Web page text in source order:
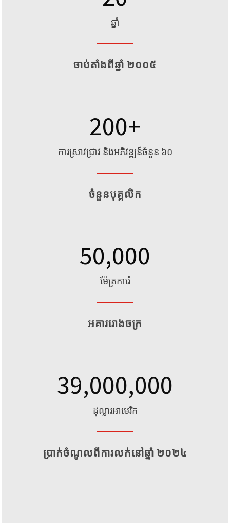
ឆ្នាំ
ចាប់តាំងពីឆ្នាំ ២០០៥
200+
ការស្រាវជ្រាវ និងអភិវឌ្ឍន៍ចំនួន ៦០
ចំនួនបុគ្គលិក
50,000
ម៉ែត្រការ៉េ
អគាររោងចក្រ
39,000,000
ដុល្លារអាមេរិក
ប្រាក់ចំណូលពីការលក់នៅឆ្នាំ ២០២៤